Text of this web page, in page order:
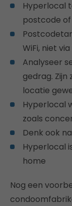
Hyperlocal
postcode of
WiFi, niet
Analyseer
gedrag. Zijn
locatie
Hyperlocal
zoals
Denk ook
Hyperlocal
home
Nog een